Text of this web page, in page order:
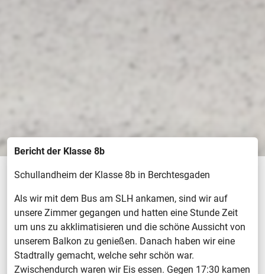
Bericht der Klasse 8b
Schullandheim der Klasse 8b in Berchtesgaden
Als wir mit dem Bus am SLH ankamen, sind wir auf
unsere Zimmer gegangen und hatten eine Stunde Zeit
um uns zu akklimatisieren und die schöne Aussicht von
unserem Balkon zu genießen. Danach haben wir eine
Stadtrally gemacht, welche sehr schön war.
Zwischendurch waren wir Eis essen. Gegen 17:30 kamen